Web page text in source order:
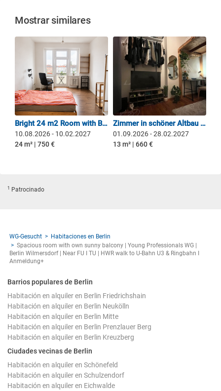
Mostrar similares
Bright 24 m2 Room with Balcony in a Two-Person Flat in Neukölln
10.08.2026 - 10.02.2027
24 m² | 750 €
Zimmer in schöner Altbau 3er WG Nähe Frankfurter Allee für 6 Monate
01.09.2026 - 28.02.2027
13 m² | 660 €
1 Patrocinado
WG-Gesucht
Habitaciones en Berlin
Spacious room with own sunny balcony | Young Professionals WG |
Berlin Wilmersdorf | Near FU I TU | HWR walk to U-Bahn U3 & Ringbahn I
Anmeldung+
Barrios populares de Berlin
Habitación en alquiler en Berlin Friedrichshain
Habitación en alquiler en Berlin Neukölln
Habitación en alquiler en Berlin Mitte
Habitación en alquiler en Berlin Prenzlauer Berg
Habitación en alquiler en Berlin Kreuzberg
Ciudades vecinas de Berlin
Habitación en alquiler en Schönefeld
Habitación en alquiler en Schulzendorf
Habitación en alquiler en Eichwalde